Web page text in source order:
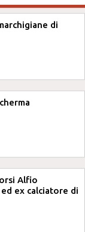
di
Alfio
ex calciatore di